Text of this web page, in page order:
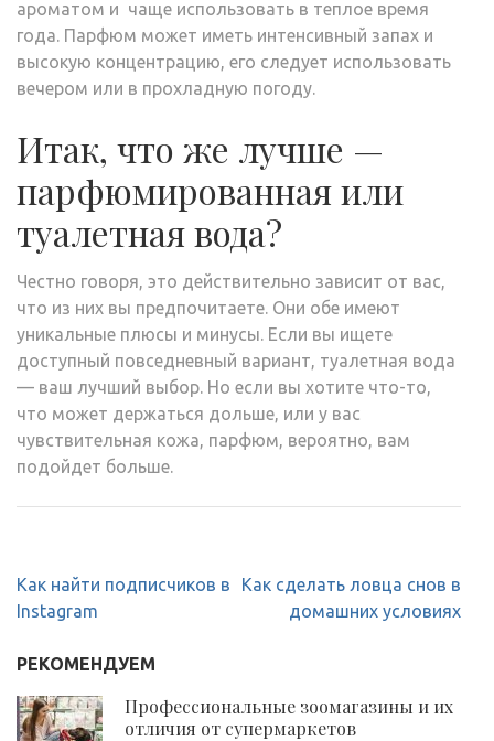
ароматом и чаще использовать в теплое время
года. Парфюм может иметь интенсивный запах и
высокую концентрацию, его следует использовать
вечером или в прохладную погоду.
Итак, что же лучше —
парфюмированная или
туалетная вода?
Честно говоря, это действительно зависит от вас,
что из них вы предпочитаете. Они обе имеют
уникальные плюсы и минусы. Если вы ищете
доступный повседневный вариант, туалетная вода
— ваш лучший выбор. Но если вы хотите что-то,
что может держаться дольше, или у вас
чувствительная кожа, парфюм, вероятно, вам
подойдет больше.
Навигация
по
Как найти подписчиков в
Instagram
Как сделать ловца снов в
домашних условиях
РЕКОМЕНДУЕМ
Профессиональные зоомагазины и их
отличия от супермаркетов